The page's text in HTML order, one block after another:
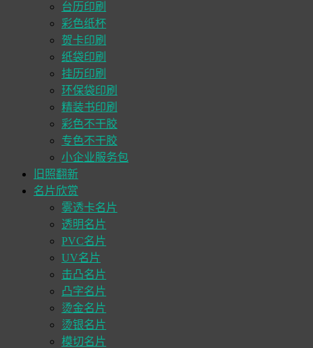
台历印刷
彩色纸杯
贺卡印刷
纸袋印刷
挂历印刷
环保袋印刷
精装书印刷
彩色不干胶
专色不干胶
小企业服务包
旧照翻新
名片欣赏
雾透卡名片
透明名片
PVC名片
UV名片
击凸名片
凸字名片
烫金名片
烫银名片
模切名片